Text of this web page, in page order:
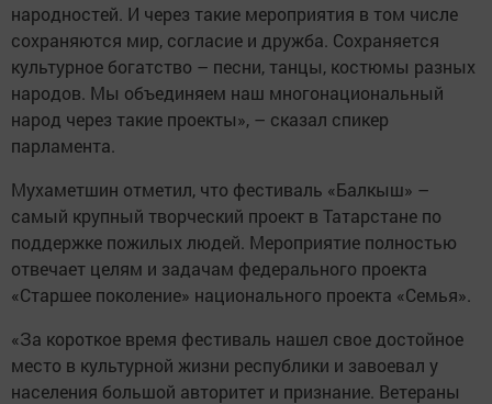
народностей. И через такие мероприятия в том числе
сохраняются мир, согласие и дружба. Сохраняется
культурное богатство – песни, танцы, костюмы разных
народов. Мы объединяем наш многонациональный
народ через такие проекты», – сказал спикер
парламента.
Мухаметшин отметил, что фестиваль «Балкыш» –
самый крупный творческий проект в Татарстане по
поддержке пожилых людей. Мероприятие полностью
отвечает целям и задачам федерального проекта
«Старшее поколение» национального проекта «Семья».
«За короткое время фестиваль нашел свое достойное
место в культурной жизни республики и завоевал у
населения большой авторитет и признание. Ветераны